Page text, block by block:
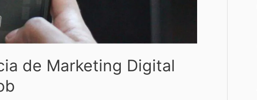
de Marketing Digital